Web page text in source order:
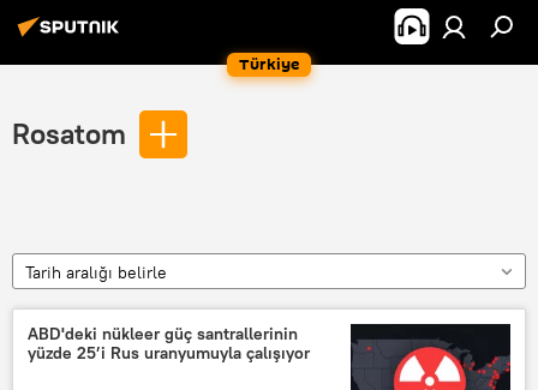
Türkiye
Rosatom
Tarih aralığı belirle
ABD'deki nükleer güç santrallerinin
yüzde 25’i Rus uranyumuyla çalışıyor